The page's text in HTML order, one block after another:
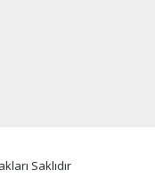
Saklıdır